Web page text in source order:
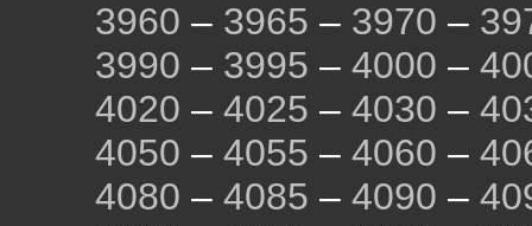
3960 – 3965 – 3970 –
3990 – 3995 – 4000 –
4020 – 4025 – 4030 –
4050 – 4055 – 4060 –
4080 – 4085 – 4090 –